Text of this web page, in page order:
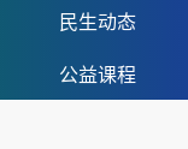
民生动态
公益课程